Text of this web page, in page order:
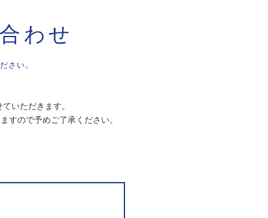
わせ
さい。
いただきます。
すので予めご了承ください。